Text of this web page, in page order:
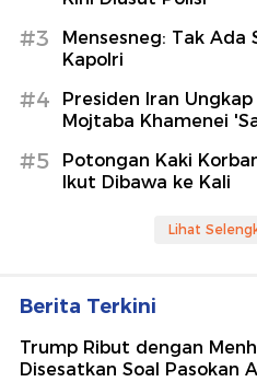
#3
Mensesneg: Tak Ada
Kapolri
#4
Presiden Iran
Mojtaba Khamenei
#5
Potongan Kaki
Ikut Dibawa ke Kali
Lihat
Berita Terkini
Trump Ribut dengan
Disesatkan Soal Pasokan